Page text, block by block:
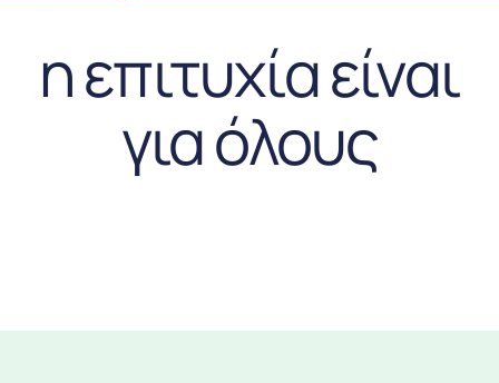
η επιτυχία είναι
για όλους